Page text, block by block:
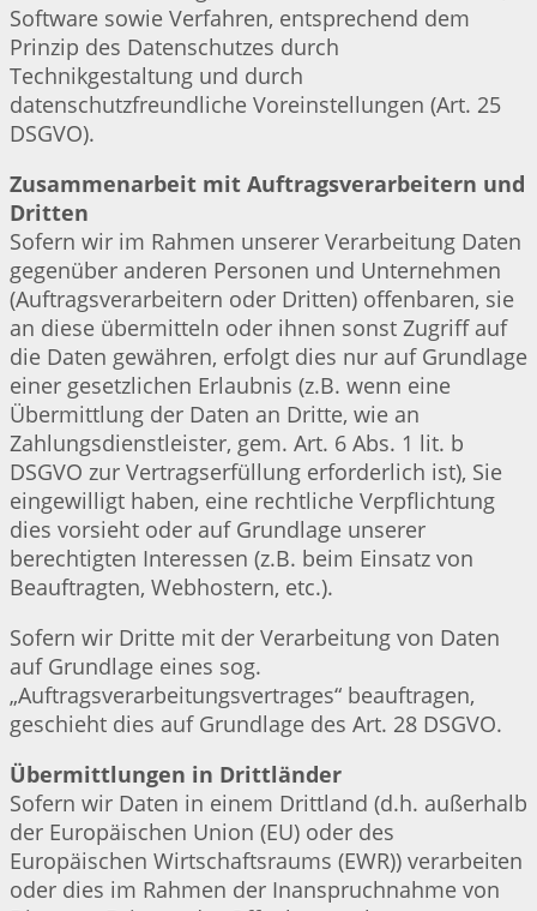
Software sowie Verfahren, entsprechend dem
Prinzip des Datenschutzes durch
Technikgestaltung und durch
datenschutzfreundliche Voreinstellungen (Art. 25
DSGVO).
Zusammenarbeit mit Auftragsverarbeitern und
Dritten
Sofern wir im Rahmen unserer Verarbeitung Daten
gegenüber anderen Personen und Unternehmen
(Auftragsverarbeitern oder Dritten) offenbaren, sie
an diese übermitteln oder ihnen sonst Zugriff auf
die Daten gewähren, erfolgt dies nur auf Grundlage
einer gesetzlichen Erlaubnis (z.B. wenn eine
Übermittlung der Daten an Dritte, wie an
Zahlungsdienstleister, gem. Art. 6 Abs. 1 lit. b
DSGVO zur Vertragserfüllung erforderlich ist), Sie
eingewilligt haben, eine rechtliche Verpflichtung
dies vorsieht oder auf Grundlage unserer
berechtigten Interessen (z.B. beim Einsatz von
Beauftragten, Webhostern, etc.).
Sofern wir Dritte mit der Verarbeitung von Daten
auf Grundlage eines sog.
„Auftragsverarbeitungsvertrages“ beauftragen,
geschieht dies auf Grundlage des Art. 28 DSGVO.
Übermittlungen in Drittländer
Sofern wir Daten in einem Drittland (d.h. außerhalb
der Europäischen Union (EU) oder des
Europäischen Wirtschaftsraums (EWR)) verarbeiten
oder dies im Rahmen der Inanspruchnahme von